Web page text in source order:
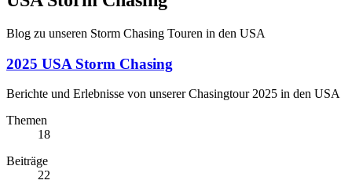
Blog zu unseren Storm Chasing Touren in den USA
2025 USA Storm Chasing
Berichte und Erlebnisse von unserer Chasingtour 2025 in den USA
Themen
18
Beiträge
22